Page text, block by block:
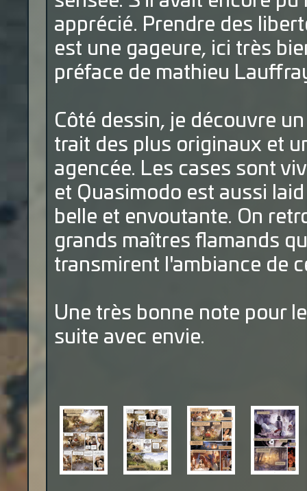
apprécié. Prendre des
est une gageure, ici très
préface de mathieu
Côté dessin, je découvre
trait des plus originaux et
agencée. Les cases sont
et Quasimodo est aussi
belle et envoutante. On
grands maîtres flamands
transmirent l'ambiance de
Une très bonne note pour
suite avec envie.